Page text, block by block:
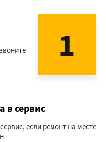
1
в сервис
если ремонт на месте